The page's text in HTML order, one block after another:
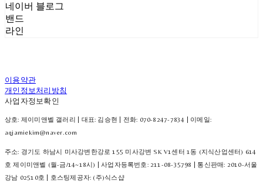
네이버 블로그
밴드
라인
이용약관
개인정보처리방침
사업자정보확인
상호: 제이미앤벨 갤러리 | 대표: 김승현 | 전화: 070-8247-7834 | 이메일:
aqjamiekim@naver.com
주소: 경기도 하남시 미사강변한강로 155 미사강변 SK V1센터 1동 (지식산업센터) 614
호 제이미앤벨 (월-금/14~18시) | 사업자등록번호: 211-08-35798 | 통신판매: 2010-서울
강남 02510호 | 호스팅제공자: (주)식스샵